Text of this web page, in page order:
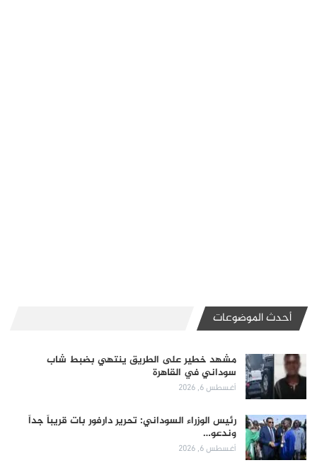
أحدث الموضوعات
مشهد خطير على الطريق ينتهي بضبط شاب
سوداني في القاهرة
أغسطس 6, 2026
رئيس الوزراء السوداني: تحرير دارفور بات قريباً جداً
وندعو…
أغسطس 6, 2026